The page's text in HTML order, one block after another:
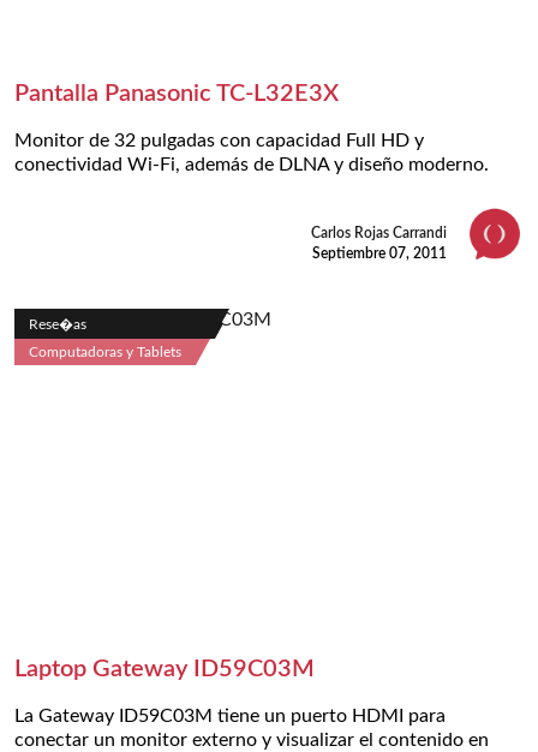
Pantalla Panasonic TC-L32E3X
Monitor de 32 pulgadas con capacidad Full HD y
conectividad Wi-Fi, además de DLNA y diseño moderno.
Carlos Rojas Carrandi
Septiembre 07, 2011
Rese�as
Computadoras y Tablets
Laptop Gateway ID59C03M
La Gateway ID59C03M tiene un puerto HDMI para
conectar un monitor externo y visualizar el contenido en